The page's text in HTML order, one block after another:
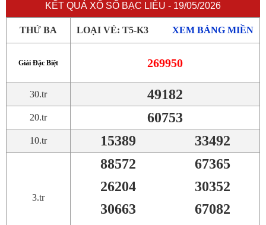
KẾT QUẢ XỔ SỐ BẠC LIÊU - 19/05/2026
THỨ BA LOẠI VÉ: T5-K3 XEM BẢNG MIỀN
Giải Đặc Biệt 269950
30.tr 49182
20.tr 60753
10.tr 15389 33492
3.tr
88572
67365
26204
30352
30663
67082